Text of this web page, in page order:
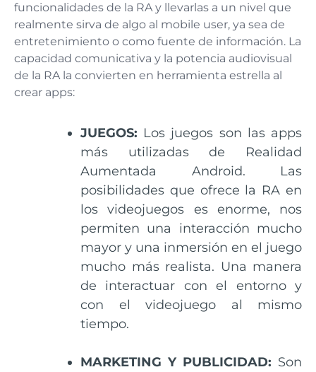
funcionalidades de la RA y llevarlas a un nivel que
realmente sirva de algo al mobile user, ya sea de
entretenimiento o como fuente de información. La
capacidad comunicativa y la potencia audiovisual
de la RA la convierten en herramienta estrella al
crear apps:
JUEGOS: Los juegos son las apps
más utilizadas de Realidad
Aumentada Android. Las
posibilidades que ofrece la RA en
los videojuegos es enorme, nos
permiten una interacción mucho
mayor y una inmersión en el juego
mucho más realista. Una manera
de interactuar con el entorno y
con el videojuego al mismo
tiempo.
MARKETING Y PUBLICIDAD: Son